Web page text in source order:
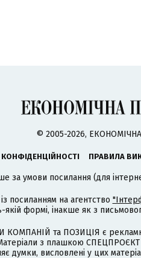
© 2005-2026,
ПРАВИЛА
за умови посилання (для
посиланням на агентство
формі, інакше як з
КОМПАНІЙ та ПОЗИЦІЯ є
Матеріали з плашкою
думки, висловлені у цих